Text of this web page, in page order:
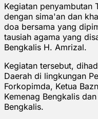
Kegiatan penyambutan
dengan sima'an dan
doa bersama yang
tausiah agama yang
Bengkalis H. Amrizal.
Kegiatan tersebut,
Daerah di lingkungan
Forkopimda, Ketua
Kemenag Bengkalis
Bengkalis.